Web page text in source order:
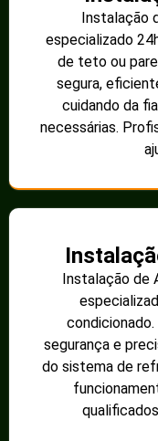
Instalação
especializado
de teto ou
segura,
cuidando da
necessárias.
Instalação de
segurança e
do sistema de